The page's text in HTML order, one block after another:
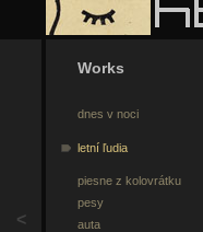
<
Works
dnes v noci
letní ľudia
piesne z kolovrátku
pesy
auta